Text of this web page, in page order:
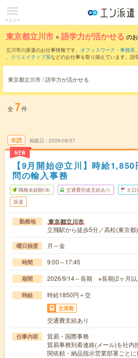
メニュー
東京都立川市 ×語学力が活かせる の
立川市の派遣のお仕事情報です。 オフィスワーク・事務系、
、 クリエイティブ系などのお仕事を取り揃えています。語
東京都立川市 / 語学力が活かせる
全 7件
未読
NEW
掲載日 2026/08/07
【9月開始@立川】時給
問の輸入事務
職種未経験OK 交通費別途支給あり 土日
派遣
勤務地 東京都立川市
立飛駅から徒歩5分／高松(東京
曜日頻度 月～金
時間 9:00～17:45
期間 2026/9/14～長期 ※長期(2ヶ月
時給 時給1850円＋交
交通費
交通費支給あり
仕事内容
貿易・国際事務
貿易事務到着連絡(メール)を社内
関依頼・納品指示営業部署ごと